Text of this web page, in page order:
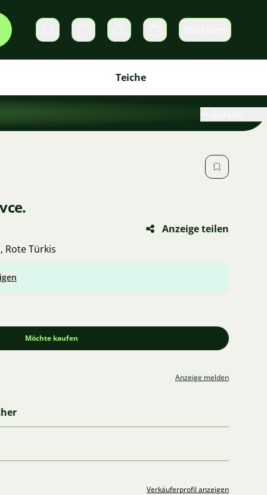
DirektnachrichtenWarenkorb
Teiche
Anzeige teilen
Rote Türkis
Möchte kaufen
Anzeige melden
Verkäuferprofil anzeigen